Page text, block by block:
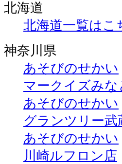
北海道
北海道一覧はこ
神奈川県
あそびのせかい
マークイズみ
あそびのせかい
グランツリー武
あそびのせかい
川崎ルフロン店